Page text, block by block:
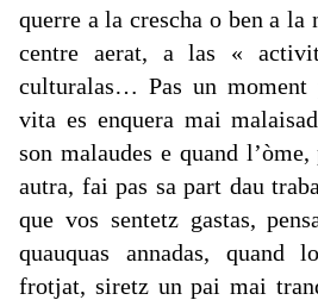
querre a la crescha o ben a la
centre aerat, a las «
culturalas… Pas un moment
vita es enquera mai
son malaudes e quand
autra, fai pas sa part dau
que vos sentetz gastas,
quauquas annadas, quand
frotjat, siretz un pai mai